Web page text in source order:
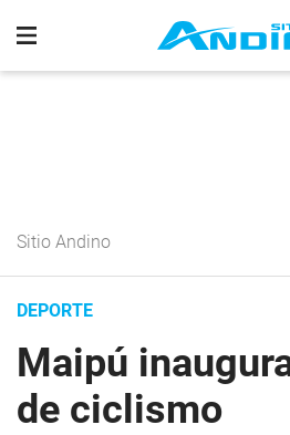
Sitio Andino
DEPORTE
Maipú
de ciclismo